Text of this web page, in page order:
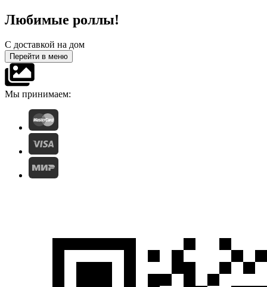
Любимые роллы!
С доставкой на дом
Перейти в меню
Мы принимаем: